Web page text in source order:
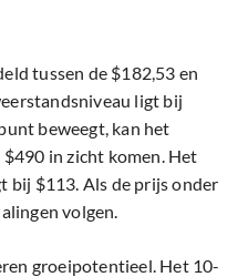
tussen de $182,53 en
ligt bij
beweegt, kan het
in zicht komen. Het
$113. Als de prijs onder
volgen.
groeipotentieel. Het 10-